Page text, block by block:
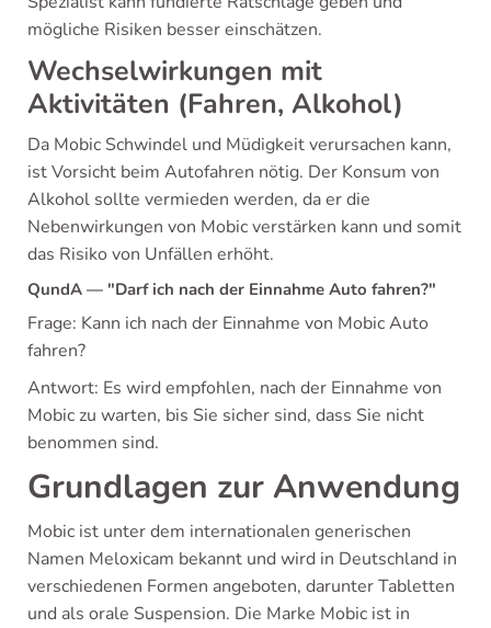
mögliche Risiken besser einschätzen.
Wechselwirkungen mit
Aktivitäten (Fahren, Alkohol)
Da Mobic Schwindel und Müdigkeit verursachen kann,
ist Vorsicht beim Autofahren nötig. Der Konsum von
Alkohol sollte vermieden werden, da er die
Nebenwirkungen von Mobic verstärken kann und somit
das Risiko von Unfällen erhöht.
QundA — "Darf ich nach der Einnahme Auto fahren?"
Frage: Kann ich nach der Einnahme von Mobic Auto
fahren?
Antwort: Es wird empfohlen, nach der Einnahme von
Mobic zu warten, bis Sie sicher sind, dass Sie nicht
benommen sind.
Grundlagen zur Anwendung
Mobic ist unter dem internationalen generischen
Namen Meloxicam bekannt und wird in Deutschland in
verschiedenen Formen angeboten, darunter Tabletten
und als orale Suspension. Die Marke Mobic ist in